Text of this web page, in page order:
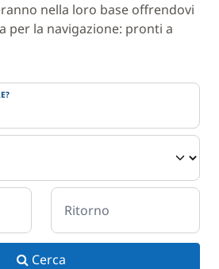
nella loro base offrendovi
per la navigazione: pronti a
Ritorno
Cerca